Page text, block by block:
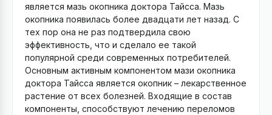
является мазь окопника доктора Тайсса. Мазь
окопника появилась более двадцати лет назад. С
тех пор она не раз подтвердила свою
эффективность, что и сделало ее такой
популярной среди современных потребителей.
Основным активным компонентом мази окопника
доктора Тайсса является окопник – лекарственное
растение от всех болезней. Входящие в состав
компоненты, способствуют лечению переломов